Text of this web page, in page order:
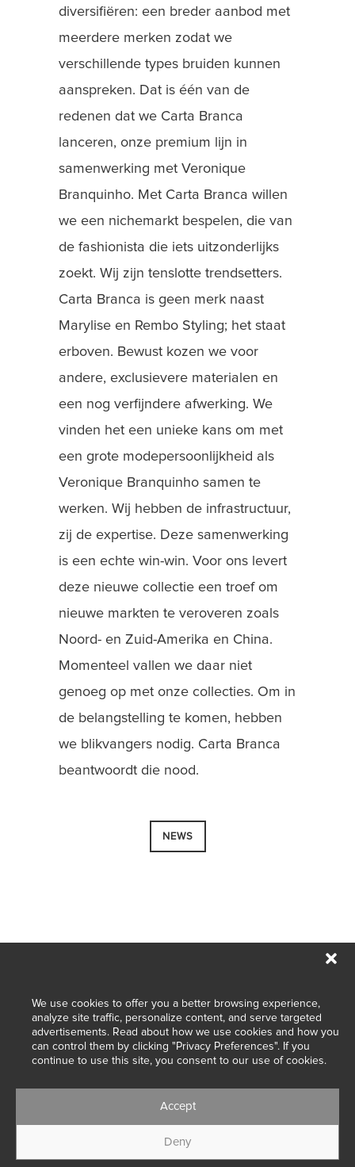
We use cookies to offer you a better browsing experience,
analyze site traffic, personalize content, and serve targeted
advertisements. Read about how we use cookies and how you
can control them by clicking "Privacy Preferences". If you
continue to use this site, you consent to our use of cookies.
Accept
Deny
diversifiëren: een breder aanbod met
meerdere merken zodat we
verschillende types bruiden kunnen
aanspreken. Dat is één van de
redenen dat we Carta Branca
lanceren, onze premium lijn in
samenwerking met Veronique
Branquinho. Met Carta Branca willen
we een nichemarkt bespelen, die van
de fashionista die iets uitzonderlijks
zoekt. Wij zijn tenslotte trendsetters.
Carta Branca is geen merk naast
Marylise en Rembo Styling; het staat
erboven. Bewust kozen we voor
andere, exclusievere materialen en
een nog verfijndere afwerking. We
vinden het een unieke kans om met
een grote modepersoonlijkheid als
Veronique Branquinho samen te
werken. Wij hebben de infrastructuur,
zij de expertise. Deze samenwerking
is een echte win-win. Voor ons levert
deze nieuwe collectie een troef om
nieuwe markten te veroveren zoals
Noord- en Zuid-Amerika en China.
Momenteel vallen we daar niet
genoeg op met onze collecties. Om in
de belangstelling te komen, hebben
we blikvangers nodig. Carta Branca
beantwoordt die nood.
NEWS
Designed with passion in Belgium.
Made with love in Portugal.
© 2025 Marylise & Rembo Fashion Group. All rights reserved.